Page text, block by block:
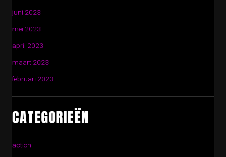
juni 2023
mei 2023
april 2023
maart 2023
februari 2023
CATEGORIEËN
action